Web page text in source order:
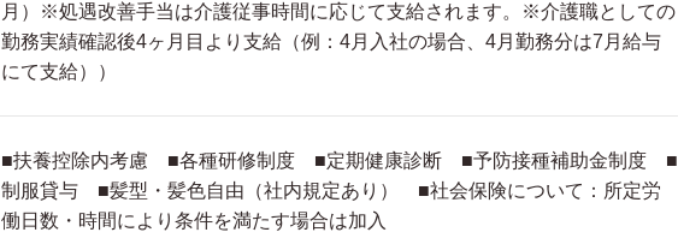
月）※処遇改善手当は介護従事時間に応じて支給されます。※介護職としての
勤務実績確認後4ヶ月目より支給（例：4月入社の場合、4月勤務分は7月給与
にて支給））
■扶養控除内考慮 ■各種研修制度 ■定期健康診断 ■予防接種補助金制度 ■
制服貸与 ■髪型・髪色自由（社内規定あり） ■社会保険について：所定労
働日数・時間により条件を満たす場合は加入